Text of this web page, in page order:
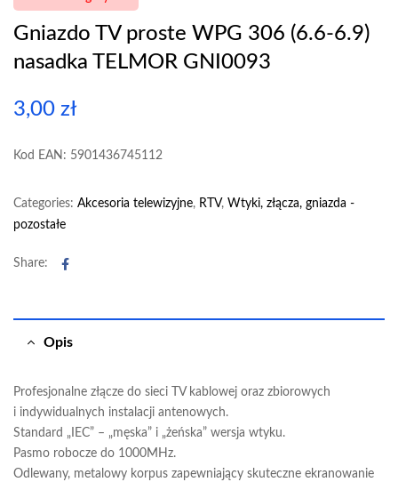
Gniazdo TV proste WPG 306 (6.6-6.9)
nasadka TELMOR GNI0093
3,00 zł
Kod EAN: 5901436745112
Categories: Akcesoria telewizyjne, RTV, Wtyki, złącza, gniazda -
pozostałe
Share: Facebook
Opis
Profesjonalne złącze do sieci TV kablowej oraz zbiorowych
i indywidualnych instalacji antenowych.
Standard „IEC” – „męska” i „żeńska” wersja wtyku.
Pasmo robocze do 1000MHz.
Odlewany, metalowy korpus zapewniający skuteczne ekranowanie